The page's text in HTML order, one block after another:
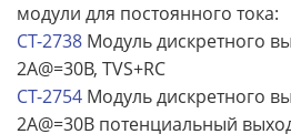
модули для постоянного тока:
CT-2738 Модуль дискретного
2A@=30В, TVS+RC
CT-2754 Модуль дискретного
2A@=30В потенциальный